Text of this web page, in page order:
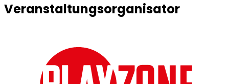
Veranstaltungsorganisator